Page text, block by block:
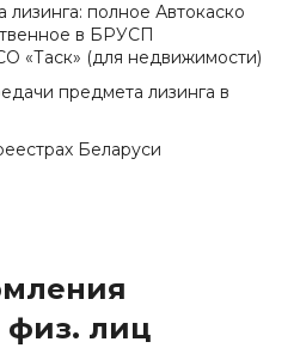
лизинга: полное Автокаско
в БРУСП
«Таск» (для недвижимости)
предмета лизинга в
Беларуси
физ. лиц